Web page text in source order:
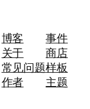
博客
关于
常见问题
作者
事件
商店
样板
主题